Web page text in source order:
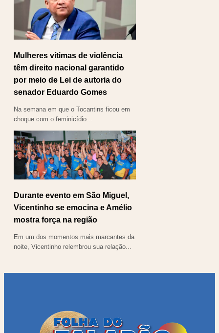
Mulheres vítimas de violência
têm direito nacional garantido
por meio de Lei de autoria do
senador Eduardo Gomes
Na semana em que o Tocantins ficou em
choque com o feminicídio...
Durante evento em São Miguel,
Vicentinho se emocina e Amélio
mostra força na região
Em um dos momentos mais marcantes da
noite, Vicentinho relembrou sua relação...